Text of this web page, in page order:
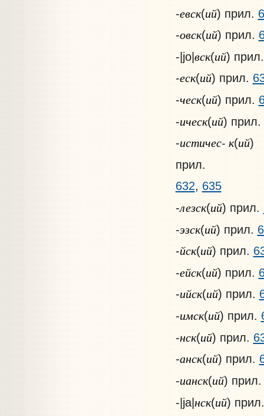
-евск(ий) прил.
-овск(ий) прил.
-|jo|вск(ий)
-еск(ий) прил.
-ческ(ий) прил.
-ическ(ий) прил.
-истичес- к(ий)
прил.
632, 635
-лезск(ий) прил.
-эзск(ий) прил.
-йск(ий) прил.
-ейск(ий) прил.
-ийск(ий) прил.
-имск(ий) прил.
-нск(ий) прил.
-анск(ий) прил.
-ианск(ий)
-|jа|нск(ий)